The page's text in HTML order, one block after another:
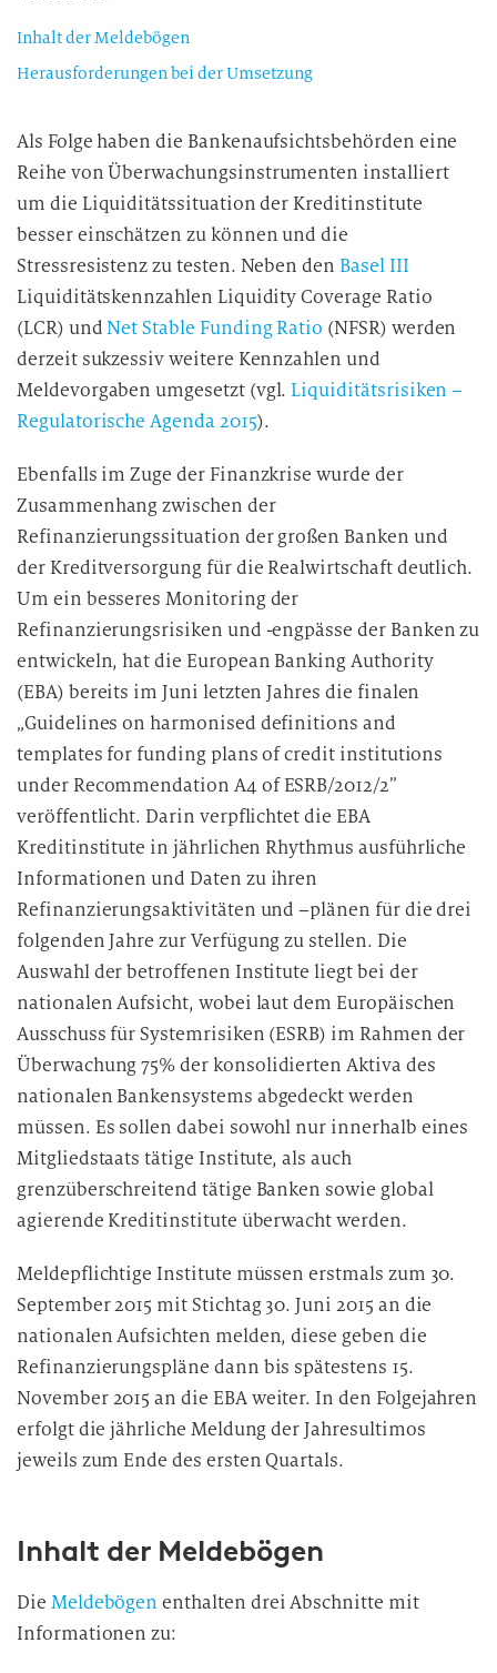
Inhalt der Meldebögen
Herausforderungen bei der Umsetzung
Als Folge haben die Bankenaufsichtsbehörden eine
Reihe von Überwachungsinstrumenten installiert
um die Liquiditätssituation der Kreditinstitute
besser einschätzen zu können und die
Stressresistenz zu testen. Neben denBasel III
Liquiditätskennzahlen Liquidity Coverage Ratio
(LCR) undNet Stable Funding Ratio (NFSR) werden
derzeit sukzessiv weitere Kennzahlen und
Meldevorgaben umgesetzt (vgl.Liquiditätsrisiken –
Regulatorische Agenda 2015).
Ebenfalls im Zuge der Finanzkrise wurde der
Zusammenhang zwischen der
Refinanzierungssituation der großen Banken und
der Kreditversorgung für die Realwirtschaft deutlich.
Um ein besseres Monitoring der
Refinanzierungsrisiken und -engpässe der Banken zu
entwickeln, hat die European Banking Authority
(EBA) bereits im Juni letzten Jahres die finalen
„Guidelines on harmonised definitions and
templates for funding plans of credit institutions
under Recommendation A4 of ESRB/2012/2”
veröffentlicht. Darin verpflichtet die EBA
Kreditinstitute in jährlichen Rhythmus ausführliche
Informationen und Daten zu ihren
Refinanzierungsaktivitäten und –plänen für die drei
folgenden Jahre zur Verfügung zu stellen. Die
Auswahl der betroffenen Institute liegt bei der
nationalen Aufsicht, wobei laut dem Europäischen
Ausschuss für Systemrisiken (ESRB) im Rahmen der
Überwachung 75% der konsolidierten Aktiva des
nationalen Bankensystems abgedeckt werden
müssen. Es sollen dabei sowohl nur innerhalb eines
Mitgliedstaats tätige Institute, als auch
grenzüberschreitend tätige Banken sowie global
agierende Kreditinstitute überwacht werden.
Meldepflichtige Institute müssen erstmals zum 30.
September 2015 mit Stichtag 30. Juni 2015 an die
nationalen Aufsichten melden, diese geben die
Refinanzierungspläne dann bis spätestens 15.
November 2015 an die EBA weiter. In den Folgejahren
erfolgt die jährliche Meldung der Jahresultimos
jeweils zum Ende des ersten Quartals.
Inhalt der Meldebögen
Die Meldebögen enthalten drei Abschnitte mit
Informationen zu: